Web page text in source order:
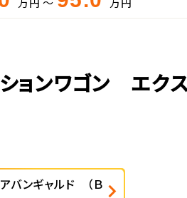
ョンワゴン エク
バンギャルド （Ｂ